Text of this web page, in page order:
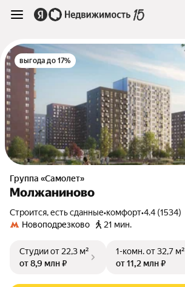
выгода до 17%
Группа «Самолет»
Молжаниново
Строится, есть сданные•комфорт•4.4 (1534)
Новоподрезково
21 мин.
Студииот 22,3 м²
от 8,9 млн ₽
1-комн.от 32,7 м²
от 11,2 млн ₽